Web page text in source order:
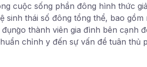
cuộc sống phần đông hình thức
thái số đông tổng thể, bao
thành viên gia đình bên cạnh
chỉnh y đến sự vấn đề tuân